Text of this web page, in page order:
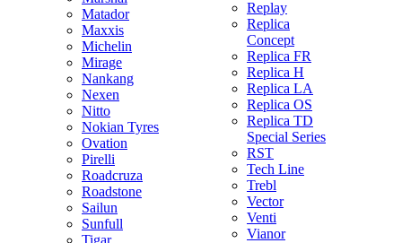
Matador
Maxxis
Michelin
Mirage
Nankang
Nexen
Nitto
Nokian Tyres
Ovation
Pirelli
Roadcruza
Roadstone
Sailun
Sunfull
Tigar
Replay
Replica
Concept
Replica FR
Replica H
Replica LA
Replica OS
Replica TD
Special Series
RST
Tech Line
Trebl
Vector
Venti
Vianor